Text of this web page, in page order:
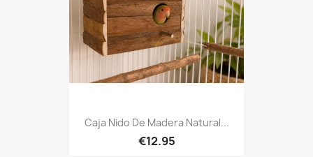
Caja Nido De Madera Natural...
€12.95